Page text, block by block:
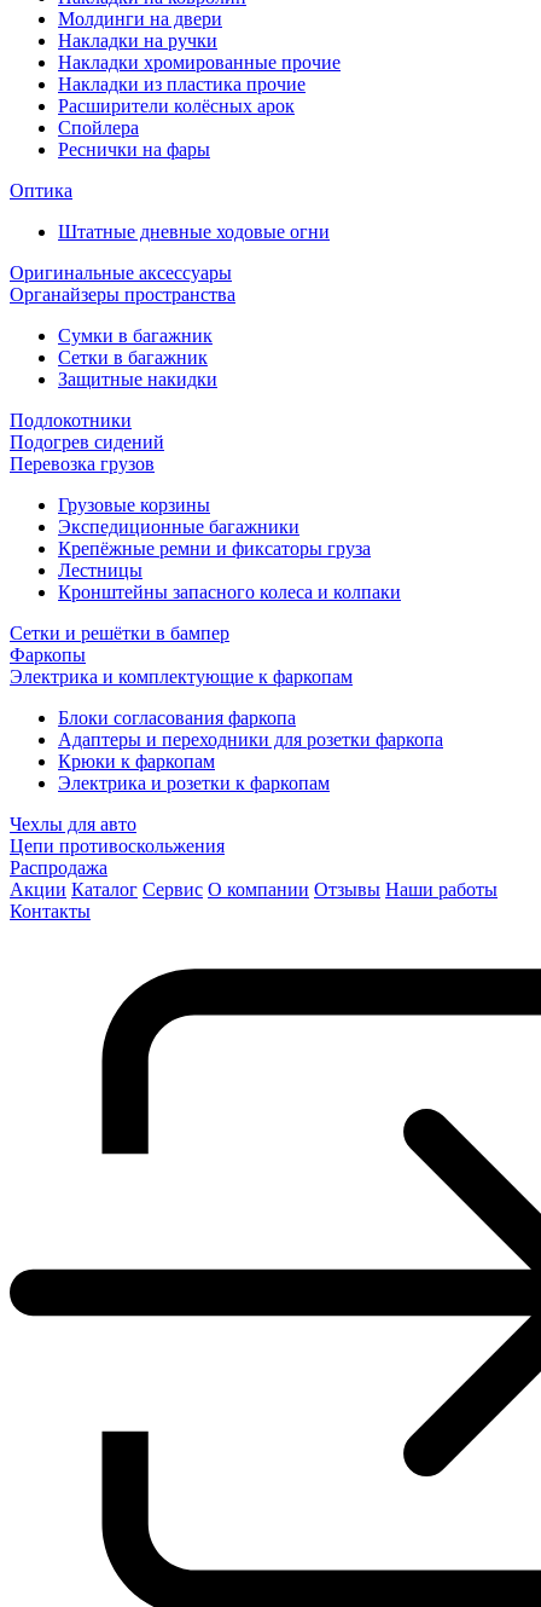
Молдинги на двери
Накладки на ручки
Накладки хромированные прочие
Накладки из пластика прочие
Расширители колёсных арок
Спойлера
Реснички на фары
Оптика
Штатные дневные ходовые огни
Оригинальные аксессуары
Органайзеры пространства
Сумки в багажник
Сетки в багажник
Защитные накидки
Подлокотники
Подогрев сидений
Перевозка грузов
Грузовые корзины
Экспедиционные багажники
Крепёжные ремни и фиксаторы груза
Лестницы
Кронштейны запасного колеса и колпаки
Сетки и решётки в бампер
Фаркопы
Электрика и комплектующие к фаркопам
Блоки согласования фаркопа
Адаптеры и переходники для розетки фаркопа
Крюки к фаркопам
Электрика и розетки к фаркопам
Чехлы для авто
Цепи противоскольжения
Распродажа
Акции Каталог Сервис О компании Отзывы Наши работы
Контакты